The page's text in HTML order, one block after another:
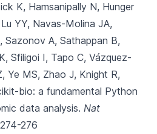
K, Hamsanipally N, Hunger
YY, Navas-Molina JA,
Sazonov A, Sathappan B,
Sfiligoi I, Tapo C, Vázquez-
Ye MS, Zhao J, Knight R,
bio: a fundamental Python
data analysis. Nat
276